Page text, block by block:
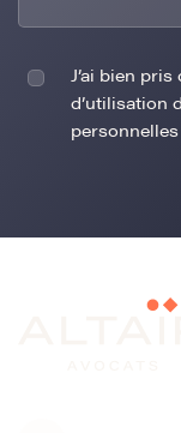
J’ai bien
d’utilisation
personnelles